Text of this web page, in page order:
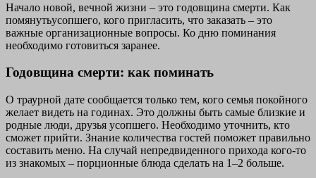
Начало новой, вечной жизни – это годовщина смерти. Как
помянутьусопшего, кого пригласить, что заказать – это
важные организационные вопросы. Ко дню поминания
необходимо готовиться заранее.
Годовщина смерти: как поминать
О траурной дате сообщается только тем, кого семья покойного
желает видеть на годинах. Это должны быть самые близкие и
родные люди, друзья усопшего. Необходимо уточнить, кто
сможет прийти. Знание количества гостей поможет правильно
составить меню. На случай непредвиденного прихода кого-то
из знакомых – порционные блюда сделать на 1–2 больше.